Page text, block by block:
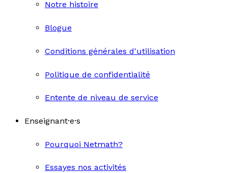
Notre histoire
Blogue
Conditions générales d'utilisation
Politique de confidentialité
Entente de niveau de service
Enseignant·e·s
Pourquoi Netmath?
Essayes nos activités